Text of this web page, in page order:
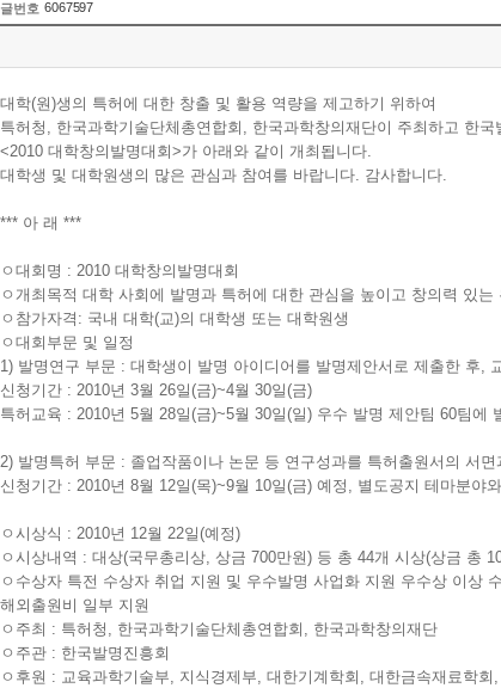
글번호 6067597
대학(원)생의 특허에 대한 창출 및 활용 역량을 제고하기 위하여
특허청, 한국과학기술단체총연합회, 한국과학창의재단이 주최하고 한국
<2010 대학창의발명대회>가 아래와 같이 개최됩니다.
대학생 및 대학원생의 많은 관심과 참여를 바랍니다. 감사합니다.
*** 아 래 ***
ㅇ대회명 : 2010 대학창의발명대회
ㅇ개최목적 대학 사회에 발명과 특허에 대한 관심을 높이고 창의력 있
ㅇ참가자격: 국내 대학(교)의 대학생 또는 대학원생
ㅇ대회부문 및 일정
1) 발명연구 부문 : 대학생이 발명 아이디어를 발명제안서로 제출한 후,
신청기간 : 2010년 3월 26일(금)~4월 30일(금)
특허교육 : 2010년 5월 28일(금)~5월 30일(일) 우수 발명 제안팀 60팀에
2) 발명특허 부문 : 졸업작품이나 논문 등 연구성과를 특허출원서의 서면
신청기간 : 2010년 8월 12일(목)~9월 10일(금) 예정, 별도공지 테마분
ㅇ시상식 : 2010년 12월 22일(예정)
ㅇ시상내역 : 대상(국무총리상, 상금 700만원) 등 총 44개 시상(상금 총
ㅇ수상자 특전 수상자 취업 지원 및 우수발명 사업화 지원 우수상 이상
해외출원비 일부 지원
ㅇ주최 : 특허청, 한국과학기술단체총연합회, 한국과학창의재단
ㅇ주관 : 한국발명진흥회
ㅇ후원 : 교육과학기술부, 지식경제부, 대한기계학회, 대한금속재료학